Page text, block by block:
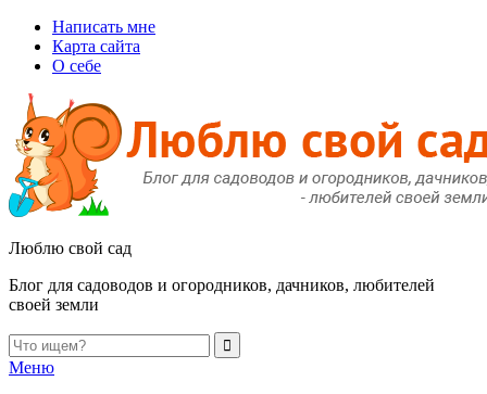
Написать мне
Карта сайта
О себе
Люблю свой сад
Блог для садоводов и огородников, дачников, любителей
своей земли
Меню